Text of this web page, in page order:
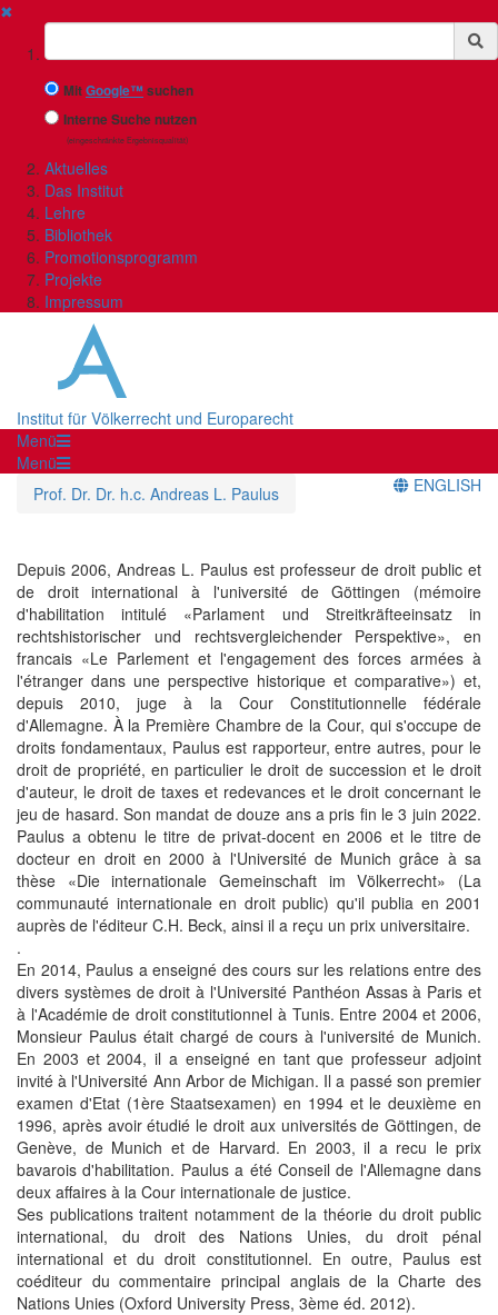
✖
Suchbegriff
MitGoogle™suchen
Interne Suche nutzen
(eingeschränkte Ergebnisqualität)
Aktuelles
Das Institut
Lehre
Bibliothek
Promotionsprogramm
Projekte
Impressum
Institut für Völkerrecht und Europarecht
Menü
Menü
Prof. Dr. Dr. h.c. Andreas L. Paulus
ENGLISH
Depuis 2006, Andreas L. Paulus est professeur de droit public et
de droit international à l'université de Göttingen (mémoire
d'habilitation intitulé «Parlament und Streitkräfteeinsatz in
rechtshistorischer und rechtsvergleichender Perspektive», en
francais «Le Parlement et l'engagement des forces armées à
l'étranger dans une perspective historique et comparative») et,
depuis 2010, juge à la Cour Constitutionnelle fédérale
d'Allemagne. À la Première Chambre de la Cour, qui s'occupe de
droits fondamentaux, Paulus est rapporteur, entre autres, pour le
droit de propriété, en particulier le droit de succession et le droit
d'auteur, le droit de taxes et redevances et le droit concernant le
jeu de hasard. Son mandat de douze ans a pris fin le 3 juin 2022.
Paulus a obtenu le titre de privat-docent en 2006 et le titre de
docteur en droit en 2000 à l'Université de Munich grâce à sa
thèse «Die internationale Gemeinschaft im Völkerrecht» (La
communauté internationale en droit public) qu'il publia en 2001
auprès de l'éditeur C.H. Beck, ainsi il a reçu un prix universitaire.
.
En 2014, Paulus a enseigné des cours sur les relations entre des
divers systèmes de droit à l'Université Panthéon Assas à Paris et
à l'Académie de droit constitutionnel à Tunis. Entre 2004 et 2006,
Monsieur Paulus était chargé de cours à l'université de Munich.
En 2003 et 2004, il a enseigné en tant que professeur adjoint
invité à l'Université Ann Arbor de Michigan. Il a passé son premier
examen d'Etat (1ère Staatsexamen) en 1994 et le deuxième en
1996, après avoir étudié le droit aux universités de Göttingen, de
Genève, de Munich et de Harvard. En 2003, il a recu le prix
bavarois d'habilitation. Paulus a été Conseil de l'Allemagne dans
deux affaires à la Cour internationale de justice.
Ses publications traitent notamment de la théorie du droit public
international, du droit des Nations Unies, du droit pénal
international et du droit constitutionnel. En outre, Paulus est
coéditeur du commentaire principal anglais de la Charte des
Nations Unies (Oxford University Press, 3ème éd. 2012).